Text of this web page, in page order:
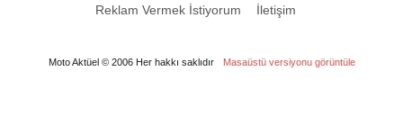
Reklam Vermek İstiyorum İletişim
Moto Aktüel © 2006 Her hakkı saklıdır Masaüstü versiyonu görüntüle